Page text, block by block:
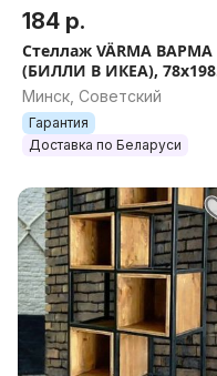
184 р.
Стеллаж VÄRMA ВАРМА
(БИЛЛИ В ИКЕА), 78x198
см. Белый/серый
Минск, Советский
Гарантия
Доставка по Беларуси